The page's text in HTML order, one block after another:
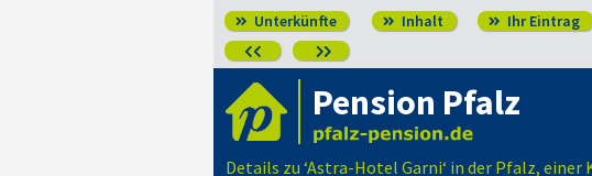
 Unterkünfte  Inhalt  Ihr Eintrag
 
Pension Pfalz
Details zu ‘Astra-Hotel Garni‘ in der Pfalz,